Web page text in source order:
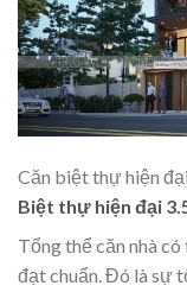
Căn biệt thự hiện
Biệt thự hiện đại
Tổng thể căn nhà có
đạt chuẩn. Đó là sự